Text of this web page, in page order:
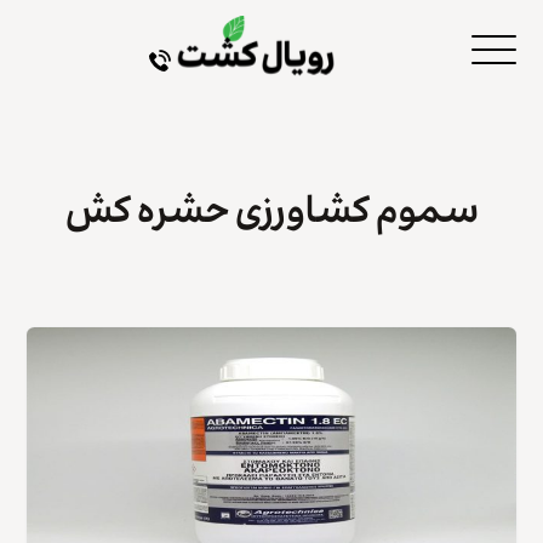
سموم کشاورزی حشره کش